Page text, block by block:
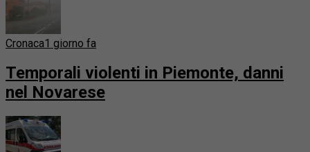
Cronaca1 giorno fa
Temporali violenti in Piemonte, danni
nel Novarese